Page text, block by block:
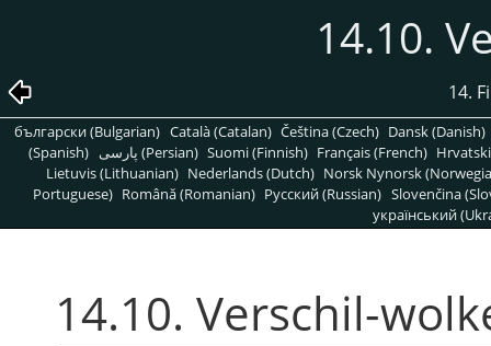
14.10.
14.
български (Bulgarian) Català (Catalan) Čeština (Czech) Dansk (Danish)
(Spanish)
پارسی (Persian) Suomi (Finnish) Français (French)
Lietuvis (Lithuanian) Nederlands (Dutch) Norsk Nynorsk
Portuguese) Română (Romanian) Pусский (Russian) Slovenčina
український
14.10. Verschil-